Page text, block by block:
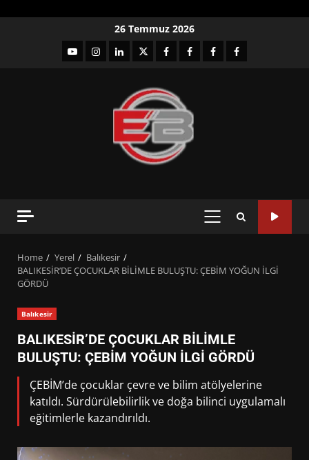
26 Temmuz 2026
YouTubeInstagram
LinkedIntwitterfacebook-Facebook-
Facebook-Facebook-
PRIMARY
Home Yerel
Balıkesir
BALIKESİR’DE ÇOCUKLAR BİLİMLE BULUŞTU: ÇEBİM YOĞUN İLGİ
GÖRDÜ
Balıkesir
BALIKESİR’DE ÇOCUKLAR BİLİMLE
BULUŞTU: ÇEBİM YOĞUN İLGİ GÖRDÜ
ÇEBİM’de çocuklar çevre ve bilim atölyelerine
katıldı. Sürdürülebilirlik ve doğa bilinci uygulamalı
eğitimlerle kazandırıldı.